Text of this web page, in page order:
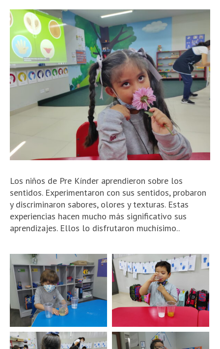
Los niños de Pre Kínder aprendieron sobre los
sentidos. Experimentaron con sus sentidos, probaron
y discriminaron sabores, olores y texturas.Estas
experiencias hacen mucho más significativo sus
aprendizajes. Ellos lo disfrutaron muchísimo..